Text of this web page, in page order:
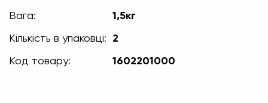
Вага: 1,5кг
Кількість в упаковці: 2
Код товару: 1602201000